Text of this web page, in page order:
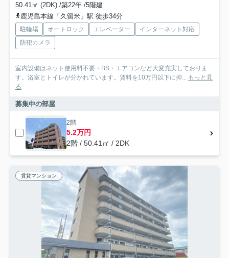
50.41㎡ (2DK) /築22年 /5階建
鹿児島本線「久留米」駅 徒歩34分
駐輪場 オートロック エレベーター
インターネット対応
防犯カメラ
室内設備はネット使用料不要・BS・エアコンなど大変充実しておりま
す。浴室とトイレが分かれています。賃料を10万円以下に抑... もっと見
る
募集中の部屋
2階
5.2万円
2階 / 50.41㎡ / 2DK
賃貸マンション